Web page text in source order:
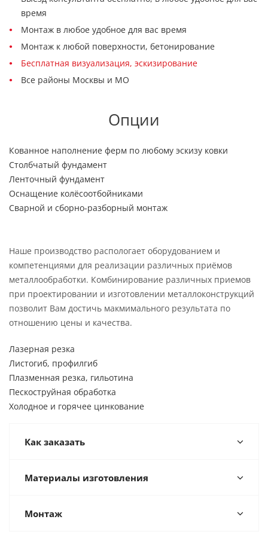
время
Монтаж в любое удобное для вас время
Монтаж к любой поверхности, бетонирование
Бесплатная визуализация, эскизирование
Все районы Москвы и МО
Опции
Кованное наполнение ферм по любому эскизу ковки
Столбчатый фундамент
Ленточный фундамент
Оснащение колёсоотбойниками
Сварной и сборно-разборный монтаж
Наше производство распологает оборудованием и
компетенциями для реализации различных приёмов
металлообработки. Комбинирование различных приемов
при проектировании и изготовлении металлоконструкций
позволит Вам достичь макмимального результата по
отношению цены и качества.
Лазерная резка
Листогиб, профилгиб
Плазменная резка, гильотина
Пескоструйная обработка
Холодное и горячее цинкование
Как заказать
Материалы изготовления
Монтаж